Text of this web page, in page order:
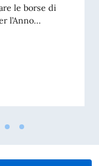
le borse di
l’Anno...
italiano in favore di